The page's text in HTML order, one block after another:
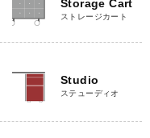
Storage Cart
ストレージカート
Studio
ステューディオ